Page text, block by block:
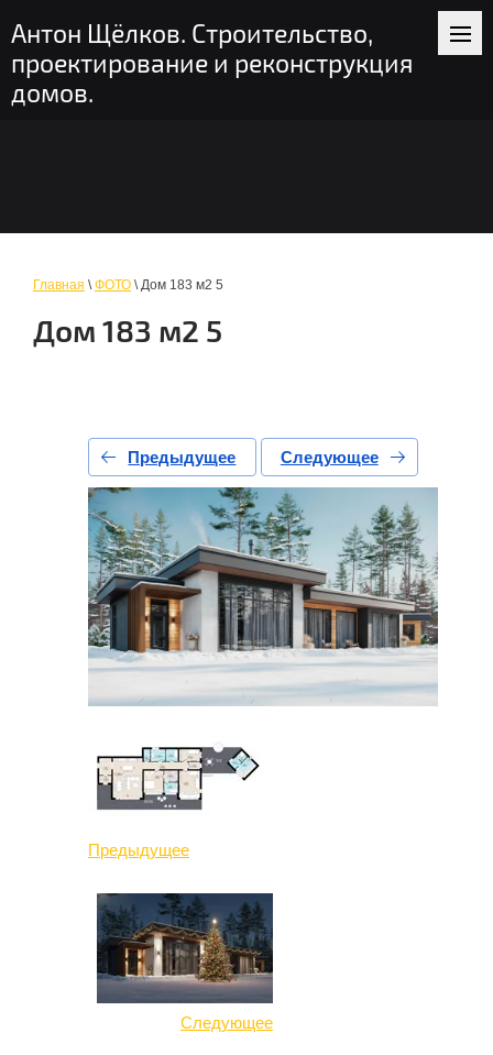
Антон Щёлков. Строительство,
проектирование и реконструкция
домов.
Москва и область
Главная \ФОТО \ Дом 183 м2 5
Дом 183 м2 5
Предыдущее Следующее
Предыдущее
Следующее